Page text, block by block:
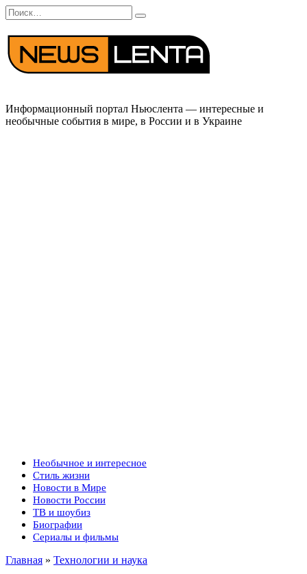
Перейти
к
содержанию
Search
for:
Информационный портал Ньюслента — интересные и
необычные события в мире, в России и в Украине
Необычное и интересное
Стиль жизни
Новости в Мире
Новости России
ТВ и шоубиз
Биографии
Сериалы и фильмы
Главная » Технологии и наука